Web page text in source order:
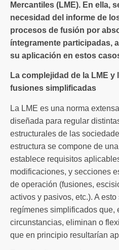
Mercantiles (LME). En ella,
necesidad del informe de
procesos de fusión por
íntegramente participadas,
su aplicación en estos
La complejidad de la LME
fusiones simplificadas
La LME es una norma
diseñada para regular
estructurales de las
estructura se compone de
establece requisitos
modificaciones, y secciones
de operación (fusiones,
activos y pasivos, etc.). A
regímenes simplificados que,
circunstancias, eliminan o
que en principio resultarían